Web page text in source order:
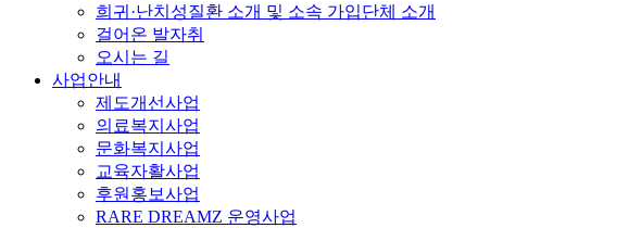
희귀·난치성질환 소개 및 소속 가입단체 소개
걸어온 발자취
오시는 길
사업안내
제도개선사업
의료복지사업
문화복지사업
교육자활사업
후원홍보사업
RARE DREAMZ 운영사업